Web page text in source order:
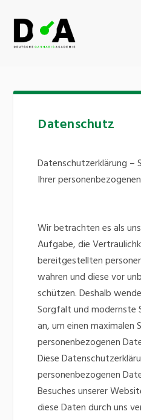
Datenschutz
Datenschutzerklärung –
Ihrer
Wir betrachten es als
Aufgabe, die
bereitgestellten
wahren und diese vor
schützen. Deshalb
Sorgfalt und modernste
an, um einen maximalen
personenbezogenen
Diese
personenbezogenen
Besuches unserer
diese Daten durch uns